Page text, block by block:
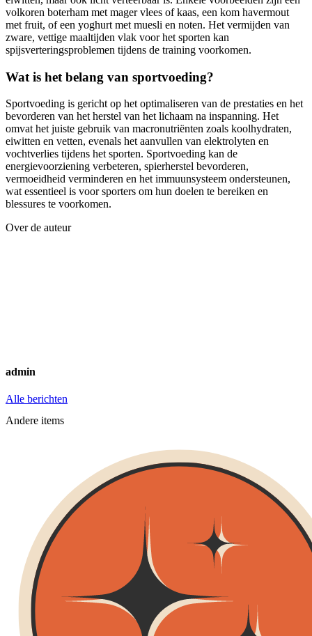
volkoren boterham met mager vlees of kaas, een kom havermout
met fruit, of een yoghurt met muesli en noten. Het vermijden van
zware, vettige maaltijden vlak voor het sporten kan
spijsverteringsproblemen tijdens de training voorkomen.
Wat is het belang van sportvoeding?
Sportvoeding is gericht op het optimaliseren van de prestaties en het
bevorderen van het herstel van het lichaam na inspanning. Het
omvat het juiste gebruik van macronutriënten zoals koolhydraten,
eiwitten en vetten, evenals het aanvullen van elektrolyten en
vochtverlies tijdens het sporten. Sportvoeding kan de
energievoorziening verbeteren, spierherstel bevorderen,
vermoeidheid verminderen en het immuunsysteem ondersteunen,
wat essentieel is voor sporters om hun doelen te bereiken en
blessures te voorkomen.
Over de auteur
admin
Alle berichten
Andere items